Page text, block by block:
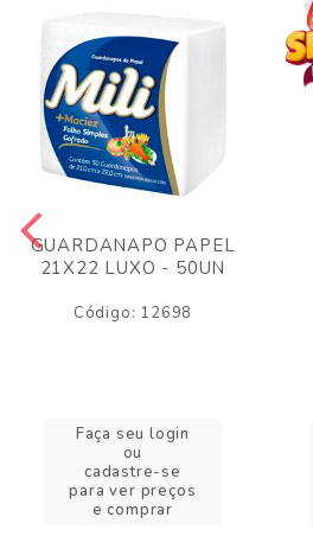
GUARDANAPO PAPEL
21X22 LUXO - 50UN
Código: 12698
Faça seu login
ou
cadastre-se
para ver preços
e comprar